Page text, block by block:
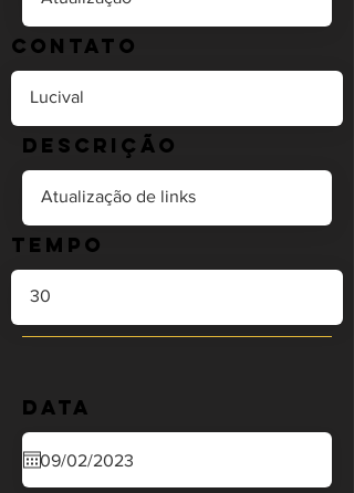
Contato
Descrição
Tempo
Data